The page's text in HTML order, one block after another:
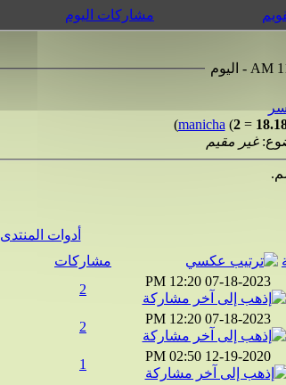
مشاركات اليوم
manicha (2=
)
غير مقيم
أدوات المنتدى
مشاركات
07-18-2023
12:20 PM
2
07-18-2023
12:20 PM
2
12-19-2020
02:50 PM
1